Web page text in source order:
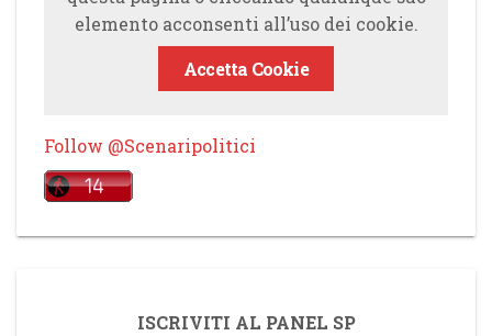
elemento acconsenti all’uso dei cookie.
Accetta Cookie
Follow @Scenaripolitici
ISCRIVITI AL PANEL SP